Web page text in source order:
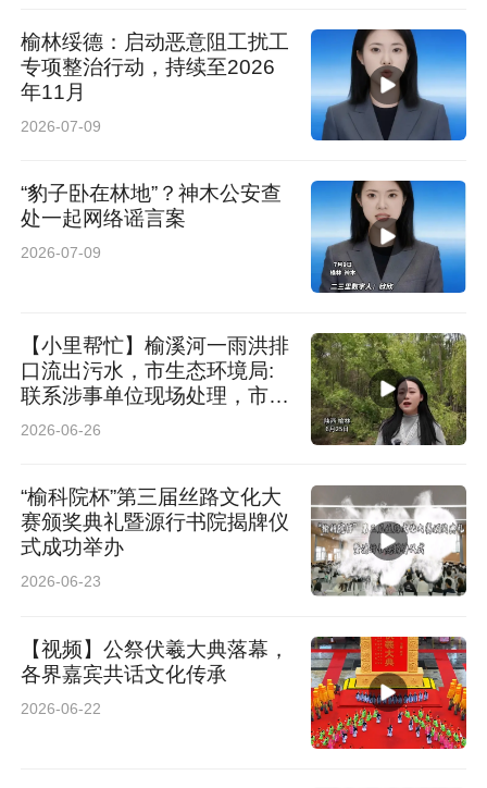
榆林绥德：启动恶意阻工扰工
专项整治行动，持续至2026
年11月
2026-07-09
“豹子卧在林地”？神木公安查
处一起网络谣言案
2026-07-09
【小里帮忙】榆溪河一雨洪排
口流出污水，市生态环境局:
联系涉事单位现场处理，市住
建局:已查清排污源开始整改
2026-06-26
“榆科院杯”第三届丝路文化大
赛颁奖典礼暨源行书院揭牌仪
式成功举办
2026-06-23
【视频】公祭伏羲大典落幕，
各界嘉宾共话文化传承
2026-06-22